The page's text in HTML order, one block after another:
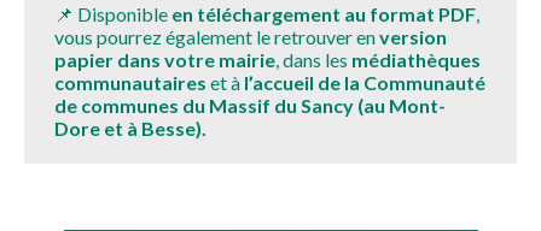
📌 Disponible en téléchargement au format PDF,
vous pourrez également le retrouver enversion
papier dans votre mairie, dans les médiathèques
communautaires et à l’accueil de la Communauté
de communes du Massif du Sancy (au Mont-
Dore et à Besse).